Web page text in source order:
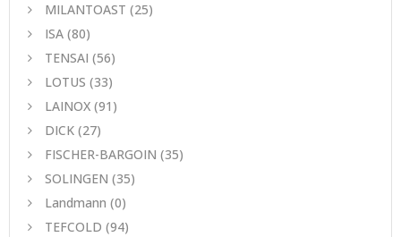
MILANTOAST (25)
ISA (80)
TENSAI (56)
LOTUS (33)
LAINOX (91)
DICK (27)
FISCHER-BARGOIN (35)
SOLINGEN (35)
Landmann (0)
TEFCOLD (94)